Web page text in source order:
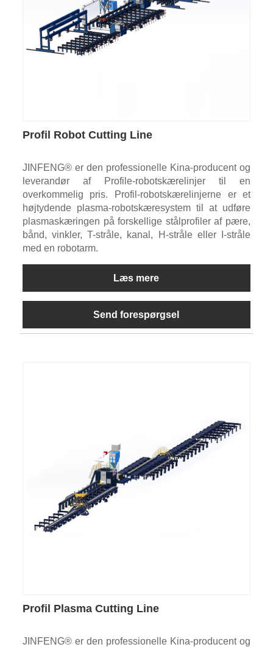
Profil Robot Cutting Line
JINFENG® er den professionelle Kina-producent og
leverandør af Profile-robotskærelinjer til en
overkommelig pris. Profil-robotskærelinjerne er et
højtydende plasma-robotskæresystem til at udføre
plasmaskæringen på forskellige stålprofiler af pære,
bånd, vinkler, T-stråle, kanal, H-stråle eller I-stråle
med en robotarm.
Læs mere
Send forespørgsel
Profil Plasma Cutting Line
JINFENG® er den professionelle Kina-producent og